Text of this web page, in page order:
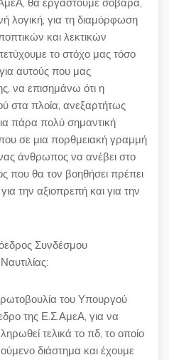
θα εργαστούμε σοβαρά,
λογική, για τη διαμόρφωση
και λεκτικών
το στόχο μας τόσο
αυτούς που μας
να επισημάνω ότι η
στα πλοία, ανεξαρτήτως
πάρα πολύ σημαντική
σε μια πορθμειακή γραμμή
άνθρωπος να ανέβει στο
που θα τον βοηθήσει πρέπει
την αξιοπρεπή και για την
Συνδέσμου
του Υπουργού
της Ε.Σ.ΑμεΑ, για να
τελικά το πδ, το οποίο
διάστημα και έχουμε